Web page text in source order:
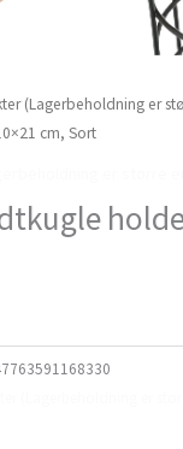
(Lagerbeholdning er
cm, Sort